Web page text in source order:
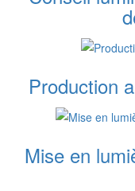
Production
Mise en